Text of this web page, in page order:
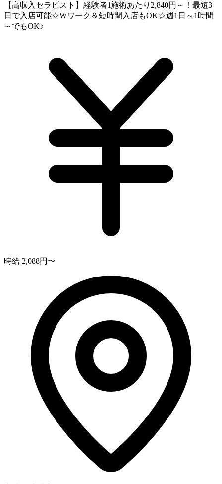
【高収入セラピスト】経験者1施術あたり2,840円～！最短3
日で入店可能☆Wワーク＆短時間入店もOK☆週1日～1時間
～でもOK♪
時給 2,088円〜